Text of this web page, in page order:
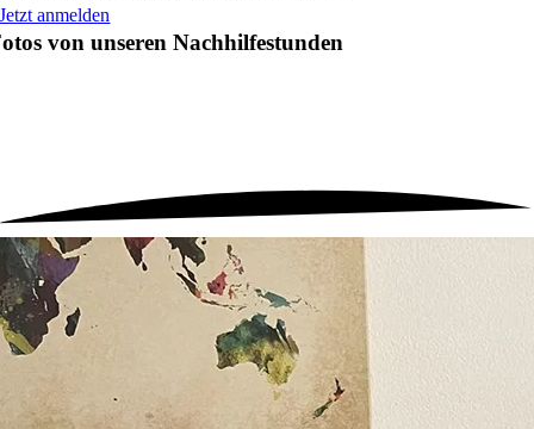
Jetzt anmelden
von unserenNachhilfestunden